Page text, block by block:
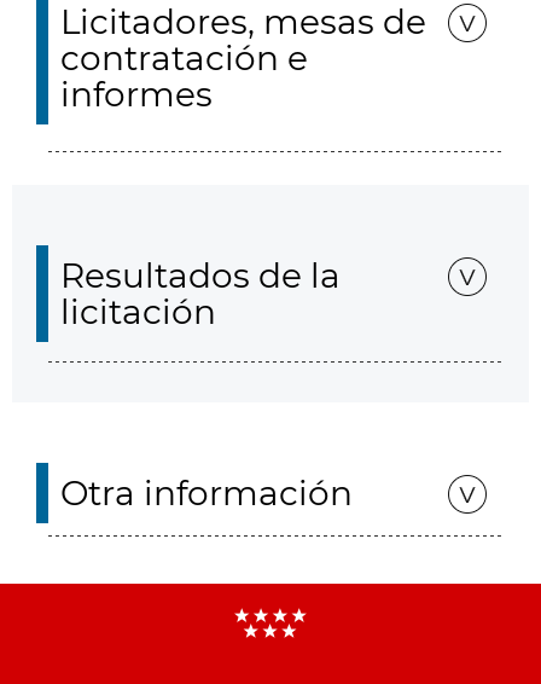
Licitadores, mesas de
contratación e
informes
Resultados de la
licitación
Otra información